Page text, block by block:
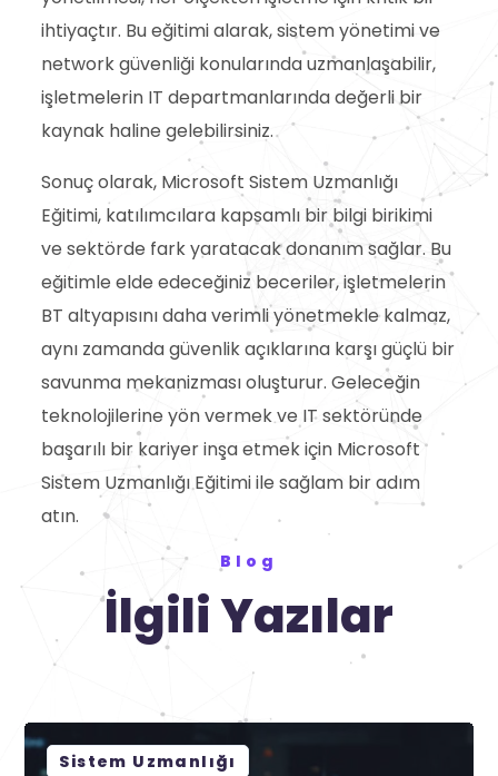
ihtiyaçtır. Bu eğitimi alarak, sistem yönetimi ve
network güvenliği konularında uzmanlaşabilir,
işletmelerin IT departmanlarında değerli bir
kaynak haline gelebilirsiniz.
Sonuç olarak, Microsoft Sistem Uzmanlığı
Eğitimi, katılımcılara kapsamlı bir bilgi birikimi
ve sektörde fark yaratacak donanım sağlar. Bu
eğitimle elde edeceğiniz beceriler, işletmelerin
BT altyapısını daha verimli yönetmekle kalmaz,
aynı zamanda güvenlik açıklarına karşı güçlü bir
savunma mekanizması oluşturur. Geleceğin
teknolojilerine yön vermek ve IT sektöründe
başarılı bir kariyer inşa etmek için Microsoft
Sistem Uzmanlığı Eğitimi ile sağlam bir adım
atın.
Blog
İlgili Yazılar
Sistem Uzmanlığı